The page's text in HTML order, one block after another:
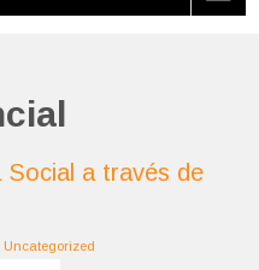
Social a través de
Uncategorized